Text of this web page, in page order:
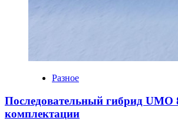
Разное
Последовательный гибрид UMO
комплектации